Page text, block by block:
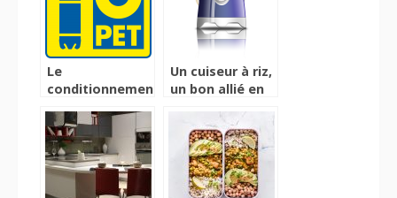
Le
conditionnement
jus pressé à
commercialiser
Un cuiseur à riz,
un bon allié en